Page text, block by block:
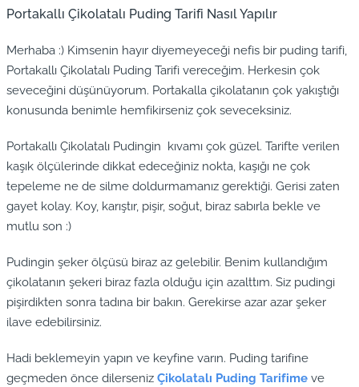
Portakallı Çikolatalı Puding Tarifi Nasıl Yapılır
Merhaba :) Kimsenin hayır diyemeyeceği nefis bir puding tarifi,
Portakallı Çikolatalı Puding Tarifi vereceğim. Herkesin çok
seveceğini düşünüyorum. Portakalla çikolatanın çok yakıştığı
konusunda benimle hemfikirseniz çok seveceksiniz.
Portakallı Çikolatalı Pudingin kıvamı çok güzel. Tarifte verilen
kaşık ölçülerinde dikkat edeceğiniz nokta, kaşığı ne çok
tepeleme ne de silme doldurmamanız gerektiği. Gerisi zaten
gayet kolay. Koy, karıştır, pişir, soğut, biraz sabırla bekle ve
mutlu son :)
Pudingin şeker ölçüsü biraz az gelebilir. Benim kullandığım
çikolatanın şekeri biraz fazla olduğu için azalttım. Siz pudingi
pişirdikten sonra tadına bir bakın. Gerekirse azar azar şeker
ilave edebilirsiniz.
Hadi beklemeyin yapın ve keyfine varın. Puding tarifine
geçmeden önce dilerseniz Çikolatalı Puding Tarifimeve